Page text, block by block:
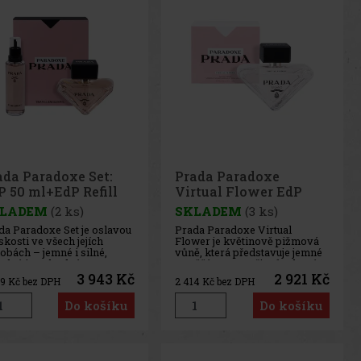
Paradoxe Set:
50 ml+EdP Refill
ml
(2 ks)
Paradoxe Set je oslavou
ve všech jejích
– jemné i silné,
i svobodné. Tento
dárkový set obsahuje
vodu 50 ml a
náplň 100 ml, která
vůni znovu a znovu
bez zbytečného odpa
Kč bez DPH 3 943 Kč
Do košíku
Prada Paradoxe
Virtual Flower EdP
90ml
SKLADEM (3 ks)
Prada Paradoxe Virtual
Flower je květinově pižmová
vůně, která představuje jemné
a svěží aroma, přizpůsobené
moderní ženě. Tato parfémová
voda zachycuje vzdušnou a
zářivou vůni jasmínu,
obohacenou o svěží tóny
bergamotu a teplé podtóny
2 414 Kč bez DPH 2 921 Kč
Do košíku